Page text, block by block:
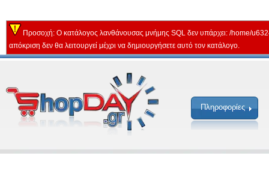
Προσοχή: Ο κατάλογος λανθάνουσας μνήμης SQL δεν υπάρχει: /home/
απόκριση δεν θα λειτουργεί μέχρι να δημιουργήσετε αυτό τον κατάλογο.
Πληροφορίες